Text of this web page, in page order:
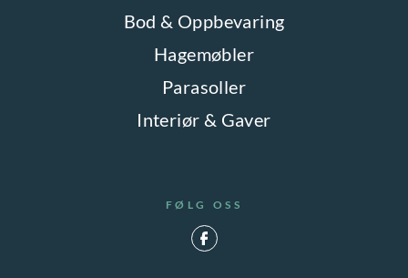
Bod & Oppbevaring
Hagemøbler
Parasoller
Interiør & Gaver
FØLG OSS